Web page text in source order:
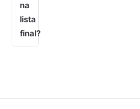
na
lista
final?